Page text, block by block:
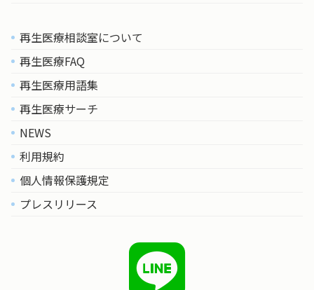
再生医療相談室について
再生医療FAQ
再生医療用語集
再生医療サーチ
NEWS
利用規約
個人情報保護規定
プレスリリース